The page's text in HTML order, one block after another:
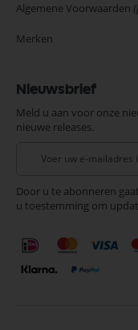
Algemene Voorwaarden
Merken
Nieuwsbrief
Meld u aan voor onze
nieuwe releases.
onze
nieuwsbrief
Door u te abonneren
u toestemming om